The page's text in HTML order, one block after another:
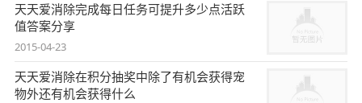
天天爱消除完成每日任务可提升多少点活跃
值答案分享
2015-04-23
天天爱消除在积分抽奖中除了有机会获得宠
物外还有机会获得什么